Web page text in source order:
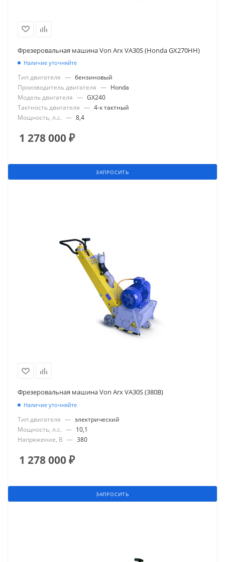
Фрезеровальная машина Von Arx VA30S (Honda GX270HH)
Наличие уточняйте
Тип двигателя — бензиновый
Производитель двигателя — Honda
Модель двигателя — GX240
Тактность двигателя — 4-х тактный
Мощность, л.с. — 8,4
1 278 000₽
ЗАПРОСИТЬ
Фрезеровальная машина Von Arx VA30S (380В)
Наличие уточняйте
Тип двигателя — электрический
Мощность, л.с. — 10,1
Напряжение, В — 380
1 278 000₽
ЗАПРОСИТЬ